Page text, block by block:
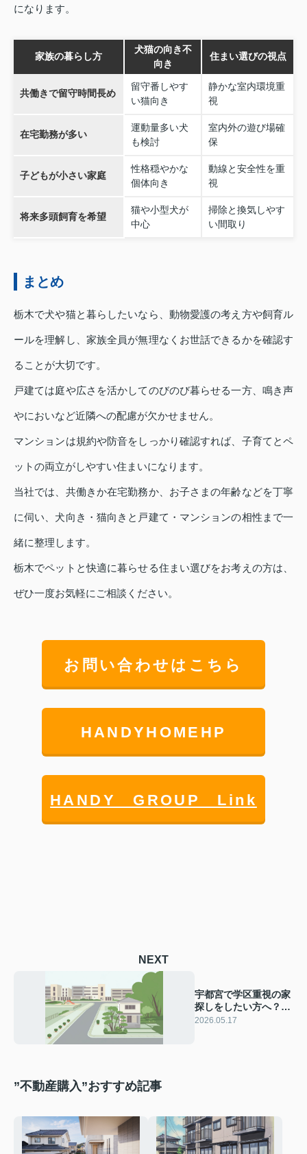
になります。
家族の暮らし方
犬猫の向き不
向き
住まい選びの視点
共働きで留守時間長め
留守番しやす
い猫向き
静かな室内環境重
視
在宅勤務が多い
運動量多い犬
も検討
室内外の遊び場確
保
子どもが小さい家庭
性格穏やかな
個体向き
動線と安全性を重
視
将来多頭飼育を希望
猫や小型犬が
中心
掃除と換気しやす
い間取り
まとめ
栃木で犬や猫と暮らしたいなら、動物愛護の考え方や飼育ル
ールを理解し、家族全員が無理なくお世話できるかを確認す
ることが大切です。
戸建ては庭や広さを活かしてのびのび暮らせる一方、鳴き声
やにおいなど近隣への配慮が欠かせません。
マンションは規約や防音をしっかり確認すれば、子育てとペ
ットの両立がしやすい住まいになります。
当社では、共働きか在宅勤務か、お子さまの年齢などを丁寧
に伺い、犬向き・猫向きと戸建て・マンションの相性まで一
緒に整理します。
栃木でペットと快適に暮らせる住まい選びをお考えの方は、
ぜひ一度お気軽にご相談ください。
お問い合わせはこちら
HANDYHOMEHP
HANDY GROUP Link
NEXT
宇都宮で学区重視の家
探しをしたい方へ？戸
建てとマンションの選
2026.05.17
”不動産購入”おすすめ記事